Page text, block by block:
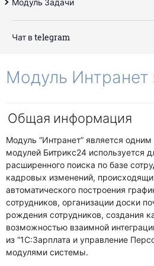
Валидация
Основное
Существующие правила
Свои правила
О модуле
Обзор
Фильтры пользователя
Свой фильтр
Кнопки
Таблицы
Основное
Панель действий
Персональные настройки
Элементы
Кастомизация
Подмена фабрики
Добавление действий
Примеры
Cобытия
Методы
Примеры
Описание
Cобытия
Смарт процессы
Процессы
Операции
Кастомизация
Заказ
Дело
Общее API
PHP код
Свои условия
О модуле
Поиск
Участники задач
Канбан
Гант
Связи и зависимости
Другие
Чат
Чат в telegram
Показывать код
Модуль Интранет
Общая информация
Модуль “Интранет” является
модулей Битрикс24 используется
расширенного поиска по базе
кадровых изменений,
автоматического построения
сотрудников, организации доски
рождения сотрудников, создания
возможностью взаимной
из “1С:Зарплата и управление
модулями системы.